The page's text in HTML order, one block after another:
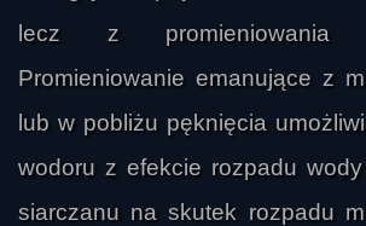
lecz z promieniowania
Promieniowanie emanujące z
lub w pobliżu pęknięcia
wodoru z efekcie rozpadu
siarczanu na skutek rozpadu